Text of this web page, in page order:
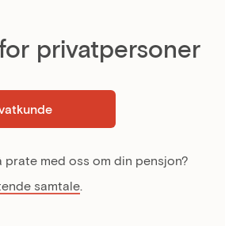
privatpersoner
med oss om din pensjon?
samtale.